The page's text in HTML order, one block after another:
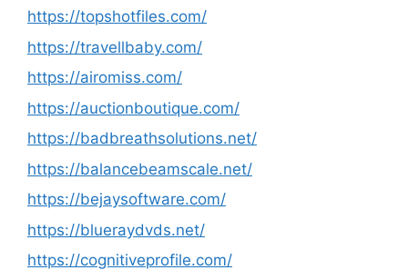
https://topshotfiles.com/
https://travellbaby.com/
https://airomiss.com/
https://auctionboutique.com/
https://badbreathsolutions.net/
https://balancebeamscale.net/
https://bejaysoftware.com/
https://blueraydvds.net/
https://cognitiveprofile.com/